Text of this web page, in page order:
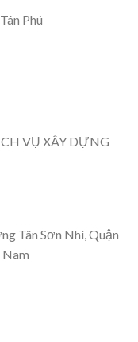
Phú
VỤ XÂY DỰNG
Tân Sơn Nhì, Quận
Nam